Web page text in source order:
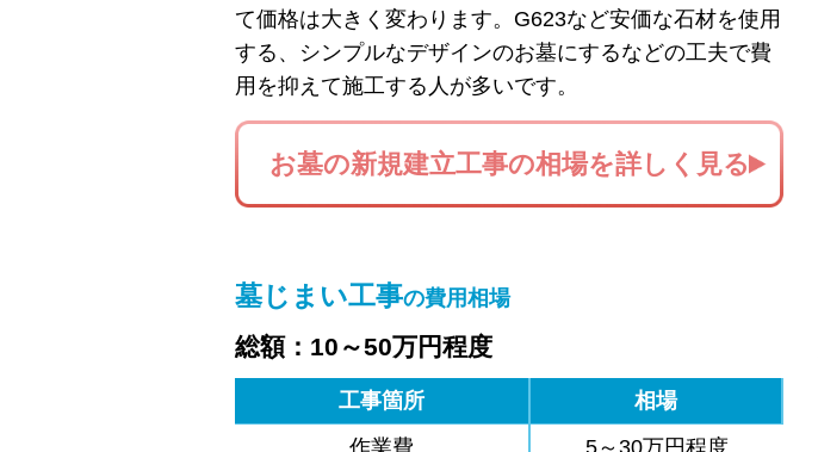
て価格は大きく変わります。G623など安価な石材を使用
する、シンプルなデザインのお墓にするなどの工夫で費
用を抑えて施工する人が多いです。
お墓の新規建立工事の相場を詳しく見る
墓じまい工事の費用相場
総額：10～50万円程度
工事箇所
相場